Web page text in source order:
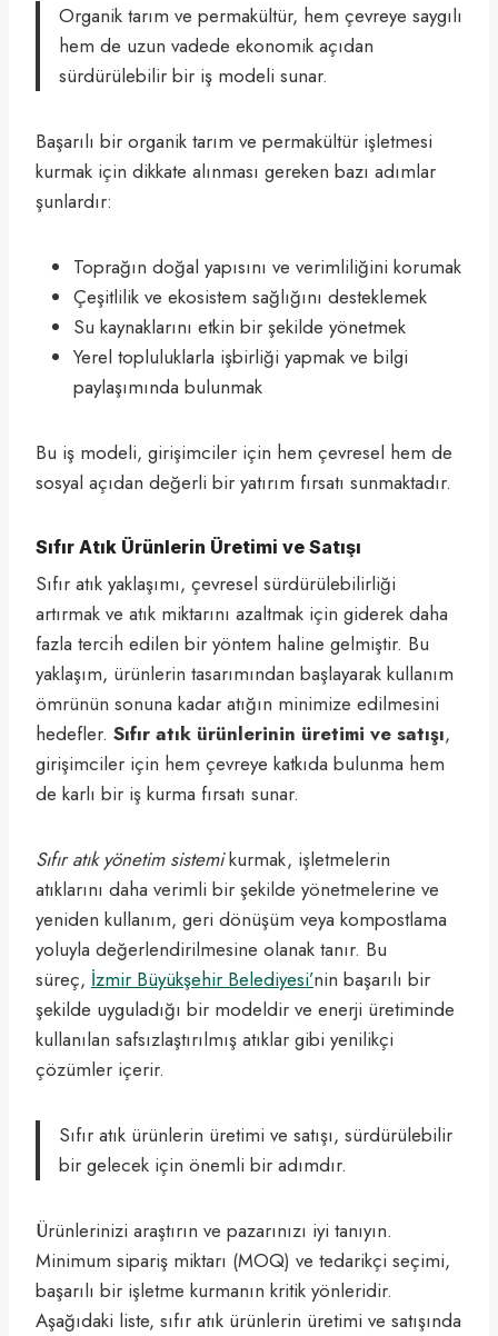
Organik tarım ve permakültür, hem çevreye saygılı
hem de uzun vadede ekonomik açıdan
sürdürülebilir bir iş modeli sunar.
Başarılı bir organik tarım ve permakültür işletmesi
kurmak için dikkate alınması gereken bazı adımlar
şunlardır:
Toprağın doğal yapısını ve verimliliğini korumak
Çeşitlilik ve ekosistem sağlığını desteklemek
Su kaynaklarını etkin bir şekilde yönetmek
Yerel topluluklarla işbirliği yapmak ve bilgi
paylaşımında bulunmak
Bu iş modeli, girişimciler için hem çevresel hem de
sosyal açıdan değerli bir yatırım fırsatı sunmaktadır.
Sıfır Atık Ürünlerin Üretimi ve Satışı
Sıfır atık yaklaşımı, çevresel sürdürülebilirliği
artırmak ve atık miktarını azaltmak için giderek daha
fazla tercih edilen bir yöntem haline gelmiştir. Bu
yaklaşım, ürünlerin tasarımından başlayarak kullanım
ömrünün sonuna kadar atığın minimize edilmesini
hedefler. Sıfır atık ürünlerinin üretimi ve satışı,
girişimciler için hem çevreye katkıda bulunma hem
de karlı bir iş kurma fırsatı sunar.
Sıfır atık yönetim sistemikurmak, işletmelerin
atıklarını daha verimli bir şekilde yönetmelerine ve
yeniden kullanım, geri dönüşüm veya kompostlama
yoluyla değerlendirilmesine olanak tanır. Bu
süreç, İzmir Büyükşehir Belediyesi’nin başarılı bir
şekilde uyguladığı bir modeldir ve enerji üretiminde
kullanılan safsızlaştırılmış atıklar gibi yenilikçi
çözümler içerir.
Sıfır atık ürünlerin üretimi ve satışı, sürdürülebilir
bir gelecek için önemli bir adımdır.
Ürünlerinizi araştırın ve pazarınızı iyi tanıyın.
Minimum sipariş miktarı (MOQ) ve tedarikçi seçimi,
başarılı bir işletme kurmanın kritik yönleridir.
Aşağıdaki liste, sıfır atık ürünlerin üretimi ve satışında